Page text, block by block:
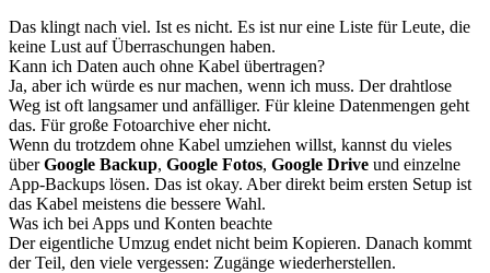
Das klingt nach viel. Ist es nicht. Es ist nur eine Liste für Leute, die
keine Lust auf Überraschungen haben.
Kann ich Daten auch ohne Kabel übertragen?
Ja, aber ich würde es nur machen, wenn ich muss. Der drahtlose
Weg ist oft langsamer und anfälliger. Für kleine Datenmengen geht
das. Für große Fotoarchive eher nicht.
Wenn du trotzdem ohne Kabel umziehen willst, kannst du vieles
überGoogle Backup, Google Fotos, Google Drive und einzelne
App-Backups lösen. Das ist okay. Aber direkt beim ersten Setup ist
das Kabel meistens die bessere Wahl.
Was ich bei Apps und Konten beachte
Der eigentliche Umzug endet nicht beim Kopieren. Danach kommt
der Teil, den viele vergessen: Zugänge wiederherstellen.